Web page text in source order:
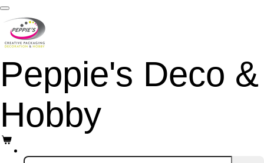
Ga
direct
naar
de
Peppie's Deco &
Hobby